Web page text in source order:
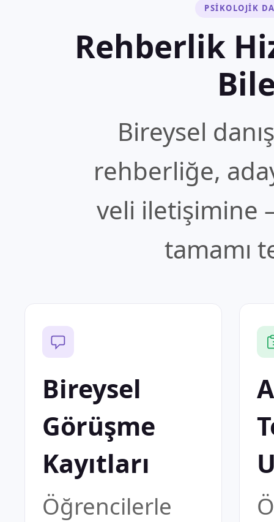
PSİKOLOJİK
Rehberlik
Bireysel
rehberliğe,
veli iletişimine
tamamı
Bireysel
Görüşme
Kayıtları
Öğrencilerle